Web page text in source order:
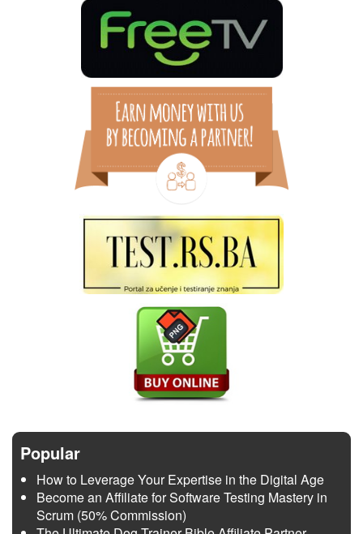
Popular
How to Leverage Your Expertise in the Digital Age
Become an Affiliate for Software Testing Mastery in
Scrum (50% Commission)